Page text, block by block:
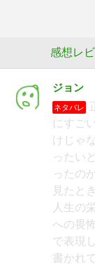
感想レ
ジョン
ネタバレ
にすご
けじゃ
ったい
ったの
見たと
人生の
への畏
で表現
書かれ